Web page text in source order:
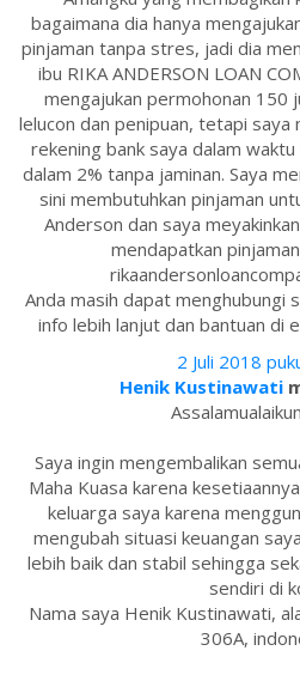
bagaimana dia hanya
pinjaman tanpa stres, jadi dia
ibu RIKA ANDERSON LOAN
mengajukan permohonan 150
lelucon dan penipuan, tetapi saya
rekening bank saya dalam
dalam 2% tanpa jaminan. Saya
sini membutuhkan pinjaman
Anderson dan saya
mendapatkan
Anda masih dapat menghubungi
info lebih lanjut dan bantuan di
2 Juli 2018
Henik Kustinawati
Saya ingin mengembalikan
Maha Kuasa karena
keluarga saya karena
mengubah situasi keuangan
lebih baik dan stabil sehingga
sendiri di
Nama saya Henik Kustinawati,
306A,